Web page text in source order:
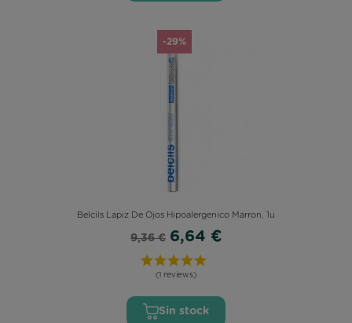
Belcils Lapiz De Ojos Hipoalergenico Marron, 1u
9,36 € 6,64 €
(1 reviews)
Sin stock
-29%